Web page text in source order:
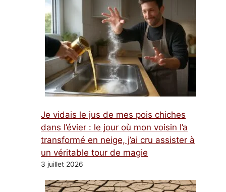
Je vidais le jus de mes pois chiches
dans l’évier : le jour où mon voisin l’a
transformé en neige, j’ai cru assister à
un véritable tour de magie
3 juillet 2026